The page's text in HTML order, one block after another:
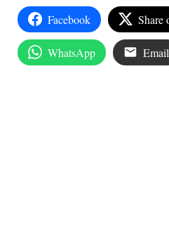
Facebook Share
WhatsApp Email